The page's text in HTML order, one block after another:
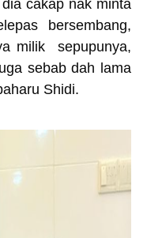
cakap nak minta
bersembang,
milik sepupunya,
sebab dah lama
Shidi.